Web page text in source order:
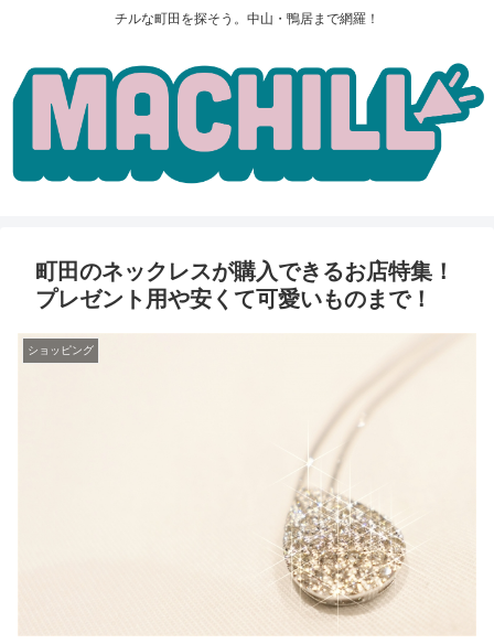
チルな町田を探そう。中山・鴨居まで網羅！
町田のネックレスが購入できるお店特集！
プレゼント用や安くて可愛いものまで！
ショッピング